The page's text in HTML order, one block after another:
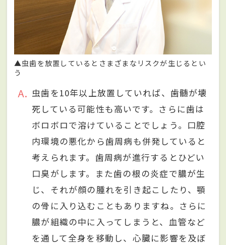
▲虫歯を放置しているとさまざまなリスクが生じるとい
う
A
虫歯を10年以上放置していれば、歯髄が壊
死している可能性も高いです。さらに歯は
ボロボロで溶けていることでしょう。口腔
内環境の悪化から歯周病も併発していると
考えられます。歯周病が進行するとひどい
口臭がします。また歯の根の炎症で膿が生
じ、それが顔の腫れを引き起こしたり、顎
の骨に入り込むこともありますね。さらに
膿が組織の中に入ってしまうと、血管など
を通して全身を移動し、心臓に影響を及ぼ